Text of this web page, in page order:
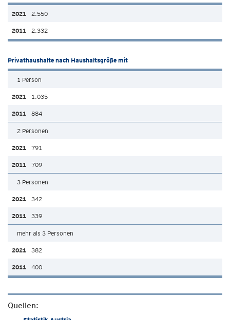
2.550
2.332
Privathaushalte nach Haushaltsgröße mit
1 Person
1.035
884
2 Personen
791
709
3 Personen
342
339
mehr als 3 Personen
382
400
Quellen: